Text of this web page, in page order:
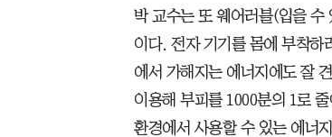
박 교수는 또 웨어러블(입을 수
이다. 전자 기기를 몸에 부착하
에서 가해지는 에너지에도 잘
이용해 부피를 1000분의 1로
환경에서 사용할 수 있는 에너